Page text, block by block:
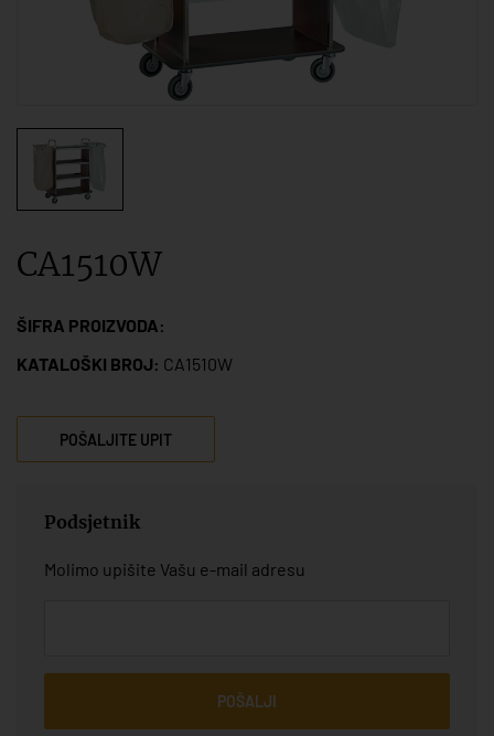
CA1510W
ŠIFRA PROIZVODA:
KATALOŠKI BROJ: CA1510W
POŠALJITE UPIT
Podsjetnik
Molimo upišite Vašu e-mail adresu
POŠALJI